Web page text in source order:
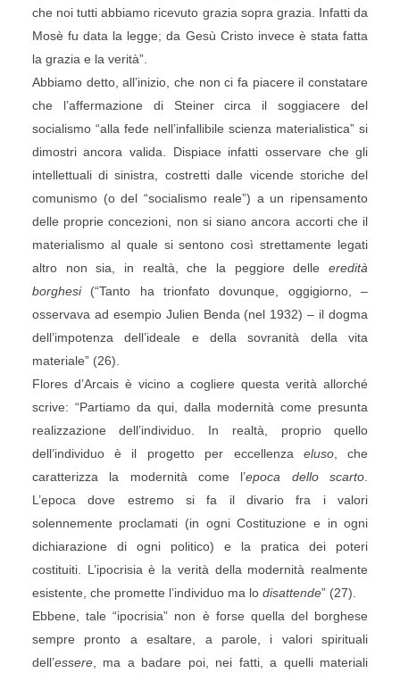
che noi tutti abbiamo ricevuto grazia sopra grazia. Infatti da
Mosè fu data la legge; da Gesù Cristo invece è stata fatta
la grazia e la verità”.
Abbiamo detto, all’inizio, che non ci fa piacere il constatare
che l’affermazione di Steiner circa il soggiacere del
socialismo “alla fede nell’infallibile scienza materialistica” si
dimostri ancora valida. Dispiace infatti osservare che gli
intellettuali di sinistra, costretti dalle vicende storiche del
comunismo (o del “socialismo reale”) a un ripensamento
delle proprie concezioni, non si siano ancora accorti che il
materialismo al quale si sentono così strettamente legati
altro non sia, in realtà, che la peggiore delleeredità
borghesi(“Tanto ha trionfato dovunque, oggigiorno, –
osservava ad esempio Julien Benda (nel 1932) – il dogma
dell’impotenza dell’ideale e della sovranità della vita
materiale” (26).
Flores d’Arcais è vicino a cogliere questa verità allorché
scrive: “Partiamo da qui, dalla modernità come presunta
realizzazione dell’individuo. In realtà, proprio quello
dell’individuo è il progetto per eccellenza eluso, che
caratterizza la modernità come l’epoca dello scarto
L’epoca dove estremo si fa il divario fra i valori
solennemente proclamati (in ogni Costituzione e in ogni
dichiarazione di ogni politico) e la pratica dei poteri
costituiti. L’ipocrisia è la verità della modernità realmente
esistente, che promette l’individuo ma lo disattende” (27).
Ebbene, tale “ipocrisia” non è forse quella del borghese
sempre pronto a esaltare, a parole, i valori spirituali
dell’essere, ma a badare poi, nei fatti, a quelli materiali